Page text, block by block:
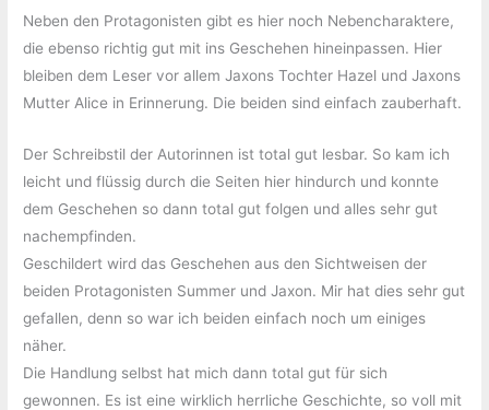
Neben den Protagonisten gibt es hier noch Nebencharaktere,
die ebenso richtig gut mit ins Geschehen hineinpassen. Hier
bleiben dem Leser vor allem Jaxons Tochter Hazel und Jaxons
Mutter Alice in Erinnerung. Die beiden sind einfach zauberhaft.
Der Schreibstil der Autorinnen ist total gut lesbar. So kam ich
leicht und flüssig durch die Seiten hier hindurch und konnte
dem Geschehen so dann total gut folgen und alles sehr gut
nachempfinden.
Geschildert wird das Geschehen aus den Sichtweisen der
beiden Protagonisten Summer und Jaxon. Mir hat dies sehr gut
gefallen, denn so war ich beiden einfach noch um einiges
näher.
Die Handlung selbst hat mich dann total gut für sich
gewonnen. Es ist eine wirklich herrliche Geschichte, so voll mit